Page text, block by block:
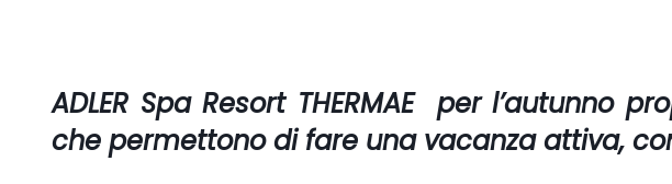
ADLER Spa Resort THERMAE per l’autunno
che permettono di fare una vacanza attiva,